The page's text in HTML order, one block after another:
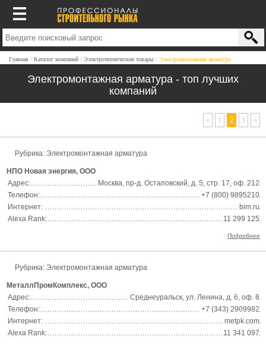
Главная Каталог компаний Электротехнические товары Электромонтажная арматура
Электромонтажная арматура - топ лучших
компаний
« 1 2 3 »
Рубрика: Электромонтажная арматура
НПО Новая энергия, ООО
Адрес:
Москва, пр-д. Остаповский, д. 5, стр. 17, оф. 212
Телефон:
+7 (800) 9895210
Интернет:
bim.ru
Alexa Rank:
11 299 125
Подробнее
Рубрика: Электромонтажная арматура
МеталлПромКомплекс, ООО
Адрес:
Среднеуральск, ул. Ленина, д. 6, оф. 8
Телефон:
+7 (343) 2909982
Интернет:
metpk.com
Alexa Rank:
11 341 097